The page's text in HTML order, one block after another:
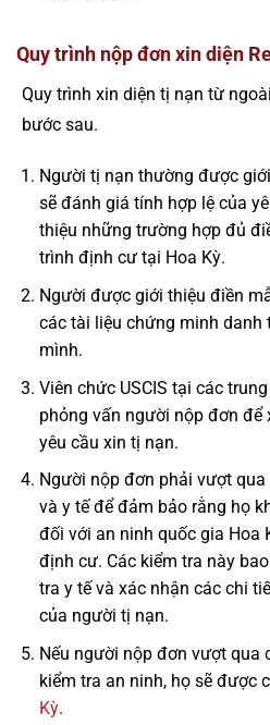
Quy trình nộp đơn xin diện
Quy trình xin diện tị nạn từ
bước sau.
Người tị nạn thường được giới
sẽ đánh giá tính hợp lệ của
thiệu những trường hợp đủ
trình định cư tại Hoa Kỳ.
Người được giới thiệu điền
các tài liệu chứng minh danh
mình.
Viên chức USCIS tại các
phỏng vấn người nộp đơn để
yêu cầu xin tị nạn.
Người nộp đơn phải vượt
và y tế để đảm bảo rằng họ
đối với an ninh quốc gia Hoa
định cư. Các kiểm tra này
tra y tế và xác nhận các chi
của người tị nạn.
Nếu người nộp đơn vượt qua
kiểm tra an ninh, họ sẽ được
Kỳ.